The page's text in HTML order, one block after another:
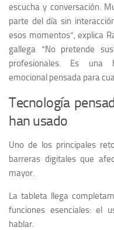
escucha y conversación.
parte del día sin
esos momentos”, explica
gallega “No pretende
profesionales. Es una
emocional pensada para
Tecnología
han usado
Uno de los principales
barreras digitales que
mayor.
La tableta llega
funciones esenciales: el
hablar.